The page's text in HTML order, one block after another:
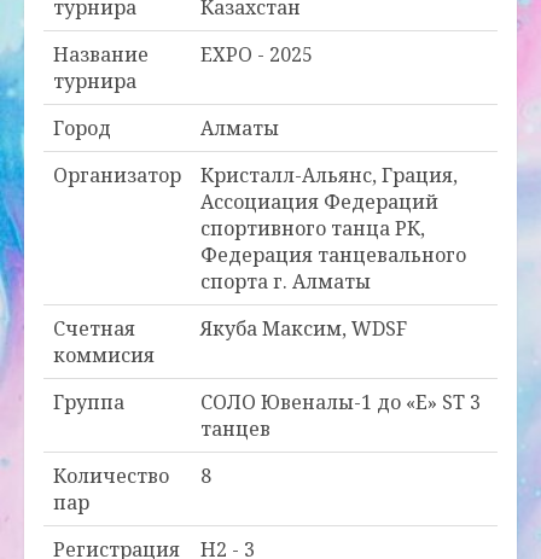
турнира
Казахстан
Название
турнира
EXPO - 2025
Город
Алматы
Организатор
Кристалл-Альянс, Грация,
Ассоциация Федераций
спортивного танца РК,
Федерация танцевального
спорта г. Алматы
Счетная
коммисия
Якуба Максим, WDSF
Группа
СОЛО Ювеналы-1 до «Е» ST 3
танцев
Количество
пар
8
Регистрация
H2 - 3